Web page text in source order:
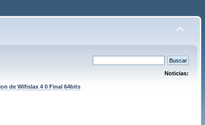
Noticias:
de Wifislax 4 0 Final 64bits